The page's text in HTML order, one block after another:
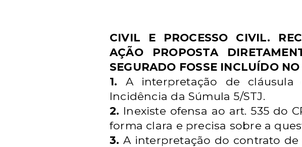
CIVIL E PROCESSO CIVIL.
AÇÃO PROPOSTA
SEGURADO FOSSE INCLUÍDO
1. A interpretação de cláusula
Incidência da Súmula 5/STJ.
2. Inexiste ofensa ao art. 535 do
forma clara e precisa sobre a
3. A interpretação do contrato